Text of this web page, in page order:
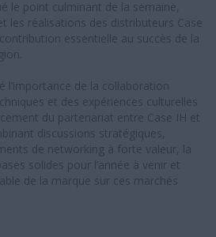
le point culminant de la semaine,
les réalisations des distributeurs Case
essentielle au succès de la
l’importance de la collaboration
et des expériences culturelles
du partenariat entre Case IH et
discussions stratégiques,
de networking à forte valeur, la
solides pour l’année à venir et
de la marque sur ces marchés